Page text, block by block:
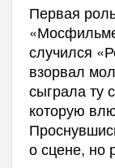
Первая
случился
взорвал
сыграла ту
которую
о сцене, но